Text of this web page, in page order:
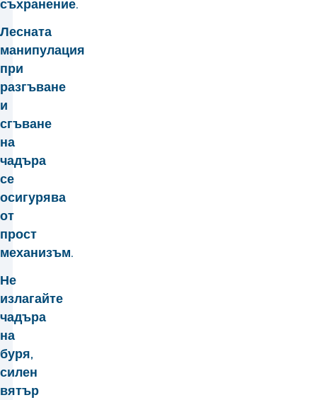
съхранение.
Лесната
манипулация
при
разгъване
и
сгъване
на
чадъра
се
осигурява
от
прост
механизъм.
Не
излагайте
чадъра
на
буря,
силен
вятър